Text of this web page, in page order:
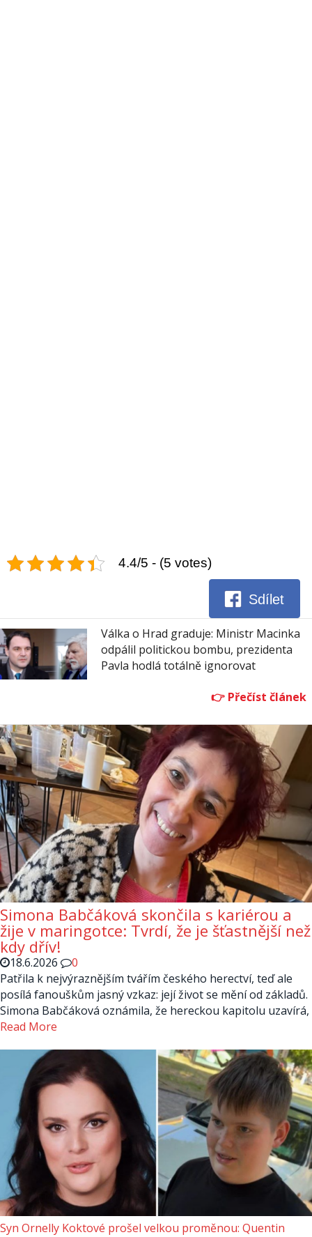
4.4/5 - (5 votes)
Sdílet
Válka o Hrad graduje: Ministr Macinka
odpálil politickou bombu, prezidenta
Pavla hodlá totálně ignorovat
Simona Babčáková skončila s kariérou a
žije v maringotce: Tvrdí, že je šťastnější než
kdy dřív!
18.6.2026
0
Patřila k nejvýraznějším tvářím českého herectví, teď ale
posílá fanouškům jasný vzkaz: její život se mění od základů.
Simona Babčáková oznámila, že hereckou kapitolu uzavírá,
Read More
Syn Ornelly Koktové prošel velkou proměnou: Quentin